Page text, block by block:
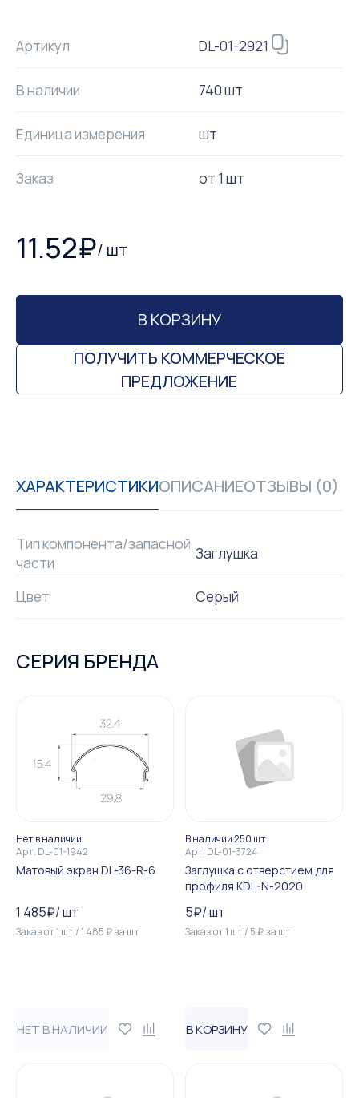
Артикул DL-01-2921
В наличии 740 шт
Единица измерения шт
Заказ от 1 шт
11.52₽/ шт
В КОРЗИНУ
ПОЛУЧИТЬ КОММЕРЧЕСКОЕ
ПРЕДЛОЖЕНИЕ
ХАРАКТЕРИСТИКИОПИСАНИЕОТЗЫВЫ (0)
Тип компонента/запасной
части
Заглушка
Цвет Серый
СЕРИЯ БРЕНДА
Нет в наличии
Арт. DL-01-1942
Матовый экран DL-36-R-6
1 485₽/шт
Заказ от1 шт/1 485 ₽за шт
НЕТ В НАЛИЧИИ
В наличии 250 шт
Арт. DL-01-3724
Заглушка с отверстием для
профиля KDL-N-2020
5₽/шт
Заказ от1 шт/ 5 ₽за шт
В КОРЗИНУ